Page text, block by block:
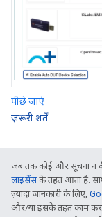
पीछे जाएं
ज़रूरी शर्तें
जब तक कोई और सूचना न
लाइसेंसके तहत आता है.
ज़्यादा जानकारी के लिए,
और/या इसके तहत काम करने